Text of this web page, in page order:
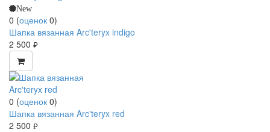
New
0 (оценок 0)
Шапка вязанная Arc'teryx indigo
2 500 руб.
0 (оценок 0)
Шапка вязанная Arc'teryx red
2 500 руб.